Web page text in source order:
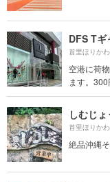
DFS Tギ
首里ほりか
空港に荷
ます。300
しむじょ
首里ほりか
絶品沖縄